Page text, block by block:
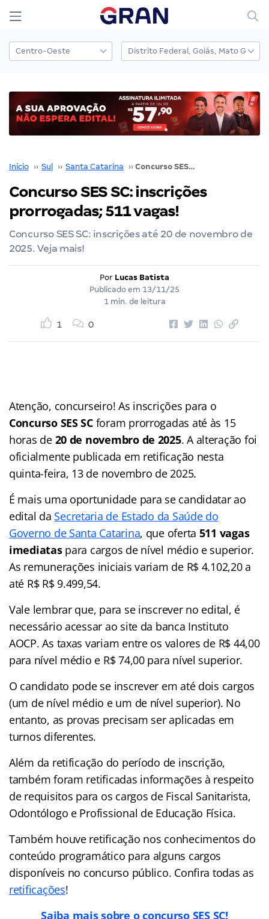
Início ›› Sul ›› Santa Catarina ›› Concurso SES SC: inscrições prorrogadas; 511 vagas!
Concurso SES SC: inscrições
prorrogadas; 511 vagas!
Concurso SES SC: inscrições até 20 de novembro de
2025. Veja mais!
Por Lucas Batista
Publicado em 13/11/25
1 min. de leitura
1 0
Atenção, concurseiro! As inscrições para o
Concurso SES SCforam prorrogadas até às 15
horas de 20 de novembro de 2025. A alteração foi
oficialmente publicada em retificação nesta
quinta-feira, 13 de novembro de 2025.
É mais uma oportunidade para se candidatar ao
edital da Secretaria de Estado da Saúde do
Governo de Santa Catarina, que oferta 511 vagas
imediataspara cargos de nível médio e superior.
As remunerações iniciais variam de R$ 4.102,20 a
até R$ R$ 9.499,54.
Vale lembrar que, para se inscrever no edital, é
necessário acessar ao site da banca Instituto
AOCP. As taxas variam entre os valores de R$ 44,00
para nível médio e R$ 74,00 para nível superior.
O candidato pode se inscrever em até dois cargos
(um de nível médio e um de nível superior). No
entanto, as provas precisam ser aplicadas em
turnos diferentes.
Além da retificação do período de inscrição,
também foram retificadas informações à respeito
de requisitos para os cargos de Fiscal Sanitarista,
Odontólogo e Profissional de Educação Física.
Também houve retificação nos conhecimentos do
conteúdo programático para alguns cargos
disponíveis no concurso público. Confira todas as
retificações!
Saiba mais sobre o concurso SES SC!